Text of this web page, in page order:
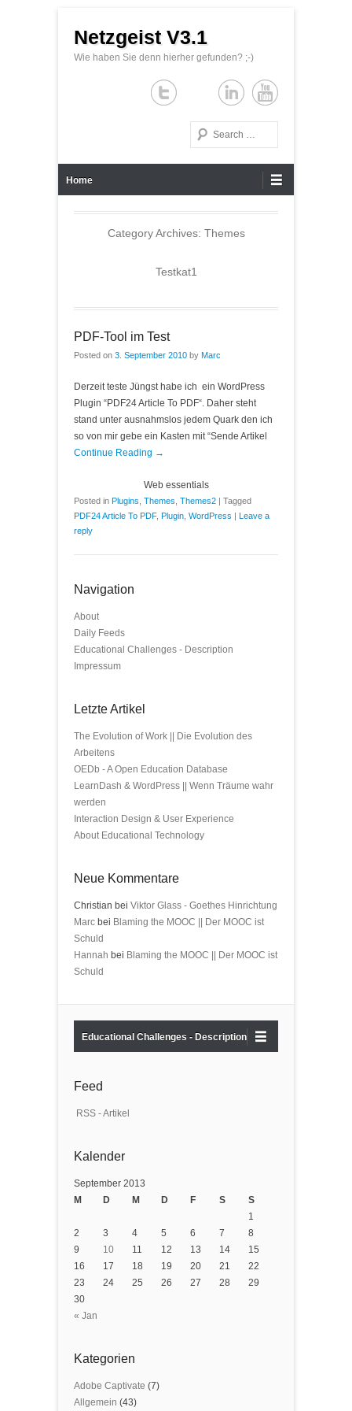
Netzgeist V3.1
Wie haben Sie denn hierher gefunden? ;-)
Search
Home
Category Archives: Themes
Testkat1
PDF-Tool im Test
Posted on 3. September 2010 by Marc
Derzeit teste Jüngst habe ich ein WordPress
Plugin “PDF24 Article To PDF“. Daher steht
stand unter ausnahmslos jedem Quark den ich
so von mir gebe ein Kasten mit “Sende Artikel
Continue Reading →
Web essentials
Posted in Plugins Themes Themes2 | Tagged
PDF24 Article To PDF, Plugin WordPress | Leave a
reply
Navigation
About
Daily Feeds
Educational Challenges - Description
Impressum
Letzte Artikel
The Evolution of Work || Die Evolution des
Arbeitens
OEDb - A Open Education Database
LearnDash & WordPress || Wenn Träume wahr
werden
Interaction Design & User Experience
About Educational Technology
Neue Kommentare
Christian bei Viktor Glass - Goethes Hinrichtung
Marc bei Blaming the MOOC || Der MOOC ist
Schuld
Hannah bei Blaming the MOOC || Der MOOC ist
Schuld
Educational Challenges - Description
Feed
RSS - Artikel
Kalender
September 2013
M
D M D F S S
« Jan
1
2
3 4 5 6 7
8
9
10 11 12 13 14
15
16
17 18 19 20 21
22
23
24 25 26 27 28
29
30
Kategorien
Adobe Captivate (7)
Allgemein (43)